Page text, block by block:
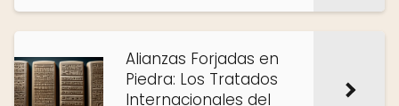
Alianzas Forjadas en
Piedra: Los Tratados
Internacionales del